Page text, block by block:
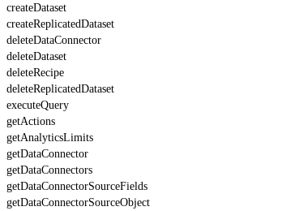
createDataset
createReplicatedDataset
deleteDataConnector
deleteDataset
deleteRecipe
deleteReplicatedDataset
executeQuery
getActions
getAnalyticsLimits
getDataConnector
getDataConnectors
getDataConnectorSourceFields
getDataConnectorSourceObject